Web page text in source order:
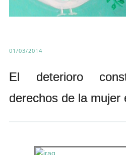
01/03/2014
El deterioro
derechos de la mujer